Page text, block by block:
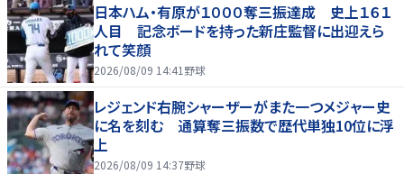
日本ハム・有原が１０００奪三振達成 史上１６１
人目 記念ボードを持った新庄監督に出迎えら
れて笑顔
2026/08/09 14:41 野球
レジェンド右腕シャーザーがまた一つメジャー史
に名を刻む 通算奪三振数で歴代単独10位に浮
上
2026/08/09 14:37野球